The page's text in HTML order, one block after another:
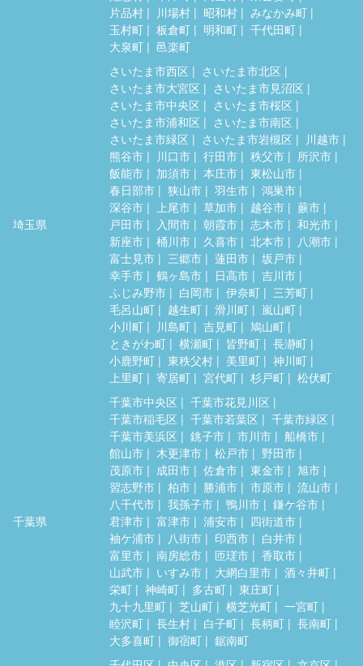
片品村
川場村 昭和村
みなかみ町
玉村町
板倉町 明和町
千代田町
大泉町
邑楽町
埼玉県
さいたま市西区
さいたま市北区
さいたま市大宮区
さいたま市見沼区
さいたま市中央区
さいたま市桜区
さいたま市浦和区
さいたま市南区
さいたま市緑区
さいたま市岩槻区
川越市
熊谷市
川口市 行田市 秩父市
所沢市
飯能市
加須市 本庄市
東松山市
春日部市
狭山市 羽生市
鴻巣市
深谷市
上尾市 草加市 越谷市
蕨市
戸田市
入間市 朝霞市 志木市
和光市
新座市
桶川市 久喜市 北本市
八潮市
富士見市
三郷市 蓮田市
坂戸市
幸手市
鶴ヶ島市 日高市
吉川市
ふじみ野市
白岡市 伊奈町
三芳町
毛呂山町
越生町 滑川町
嵐山町
小川町
川島町 吉見町
鳩山町
ときがわ町
横瀬町 皆野町
長瀞町
小鹿野町
東秩父村 美里町
神川町
上里町
寄居町 宮代町 杉戸町 松伏町
千葉県
千葉市中央区
千葉市花見川区
千葉市稲毛区
千葉市若葉区
千葉市緑区
千葉市美浜区
銚子市 市川市
船橋市
館山市
木更津市 松戸市
野田市
茂原市
成田市 佐倉市 東金市
旭市
習志野市
柏市 勝浦市 市原市
流山市
八千代市
我孫子市 鴨川市
鎌ケ谷市
君津市
富津市 浦安市
四街道市
袖ケ浦市
八街市 印西市
白井市
富里市
南房総市 匝瑳市
香取市
山武市
いすみ市 大網白里市
酒々井町
栄町
神崎町 多古町
東庄町
九十九里町
芝山町 横芝光町
一宮町
睦沢町
長生村 白子町 長柄町
長南町
大多喜町
御宿町
鋸南町